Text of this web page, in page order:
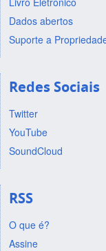
Dados abertos
Suporte a
Redes Sociais
Twitter
YouTube
SoundCloud
RSS
O que é?
Assine